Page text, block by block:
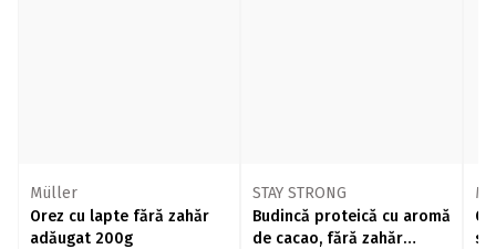
Müller
Orez cu lapte fără zahăr
adăugat 200g
STAY STRONG
Budincă proteică cu aromă
de cacao, fără zahăr